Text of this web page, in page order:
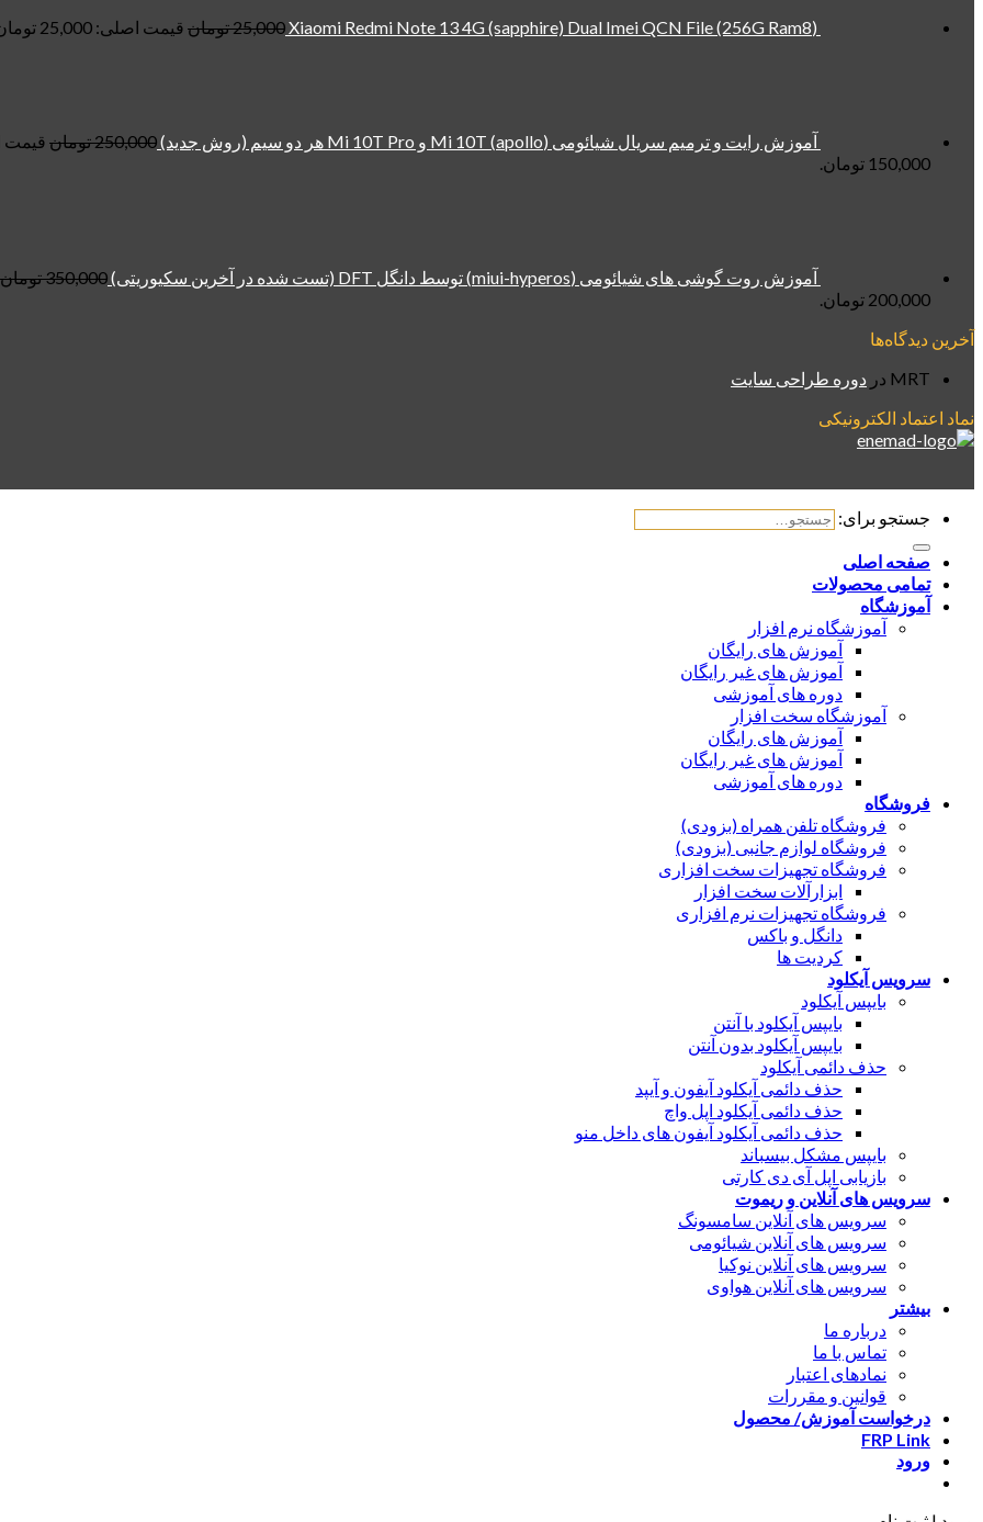
(Xiaomi Redmi Note 13 4G (sapphire) Dual Imei QCN File (256G Ram8
25,000تومان قیمت اصلی: 25,000 تومان بود.
آموزش رایت و ترمیم سریال شیائومی (apollo) Mi 10T و Mi 10T Pro هر دو سیم (روش جدید) 250,000تومان قیمت اصلی:
150,000 تومان.
آموزش روت گوشی های شیائومی (miui-hyperos) توسط دانگل DFT (تست شده در آخرین سکیوریتی) 350,000تومان
200,000 تومان.
آخرین دیدگاه‌ها
MRT در دوره طراحی سایت
نماد اعتماد الکترونیکی
جستجو برای:
صفحه اصلی
تمامی محصولات
آموزشگاه
آموزشگاه نرم افزار
آموزش های رایگان
آموزش های غیر رایگان
دوره های آموزشی
آموزشگاه سخت افزار
آموزش های رایگان
آموزش های غیر رایگان
دوره های آموزشی
فروشگاه
فروشگاه تلفن همراه (بزودی)
فروشگاه لوازم جانبی (بزودی)
فروشگاه تجهیزات سخت افزاری
ابزارآلات سخت افزار
فروشگاه تجهیزات نرم افزاری
دانگل و باکس
کردیت ها
سرویس آیکلود
بایپس آیکلود
بایپس آیکلود با آنتن
بایپس آیکلود بدون آنتن
حذف دائمی آیکلود
حذف دائمی آیکلود آیفون و آیپد
حذف دائمی آیکلود اپل واچ
حذف دائمی آیکلود آیفون های داخل منو
بایپس مشکل بیسباند
بازیابی اپل آی دی کارتی
سرویس های آنلاین و ریموت
سرویس های آنلاین سامسونگ
سرویس های آنلاین شیائومی
سرویس های آنلاین نوکیا
سرویس های آنلاین هواوی
بیشتر
درباره ما
تماس با ما
نمادهای اعتبار
قوانین و مقررات
درخواست آموزش/ محصول
FRP Link
ورود